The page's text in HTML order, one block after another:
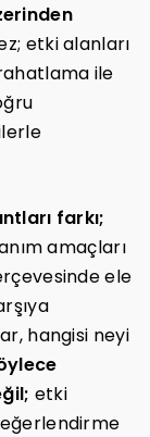
etki alanları
ile
farkı;
amaçları
ele
hangisi neyi
etki